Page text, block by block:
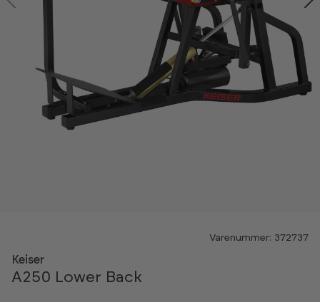
Varenummer: 372737
Keiser
A250 Lower Back